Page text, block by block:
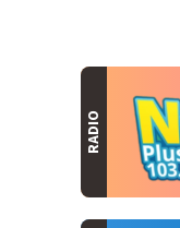
RADIO